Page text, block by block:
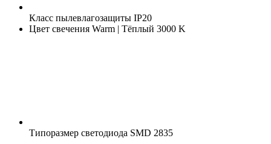
Класс пылевлагозащиты IP20
Цвет свечения Warm | Тёплый 3000 K
Типоразмер светодиода SMD 2835